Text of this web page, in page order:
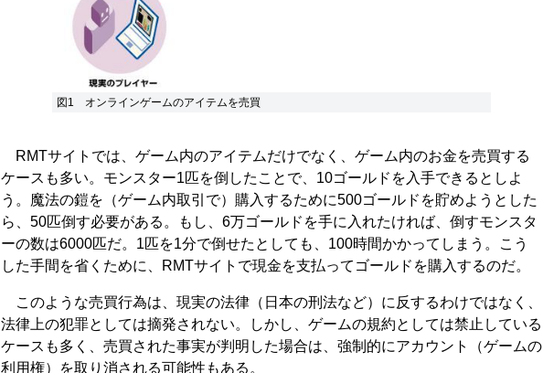
図1 オンラインゲームのアイテムを売買
RMTサイトでは、ゲーム内のアイテムだけでなく、ゲーム内のお金を売買する
ケースも多い。モンスター1匹を倒したことで、10ゴールドを入手できるとしよ
う。魔法の鎧を（ゲーム内取引で）購入するために500ゴールドを貯めようとした
ら、50匹倒す必要がある。もし、6万ゴールドを手に入れたければ、倒すモンスタ
ーの数は6000匹だ。1匹を1分で倒せたとしても、100時間かかってしまう。こう
した手間を省くために、RMTサイトで現金を支払ってゴールドを購入するのだ。
このような売買行為は、現実の法律（日本の刑法など）に反するわけではなく、
法律上の犯罪としては摘発されない。しかし、ゲームの規約としては禁止している
ケースも多く、売買された事実が判明した場合は、強制的にアカウント（ゲームの
利用権）を取り消される可能性もある。